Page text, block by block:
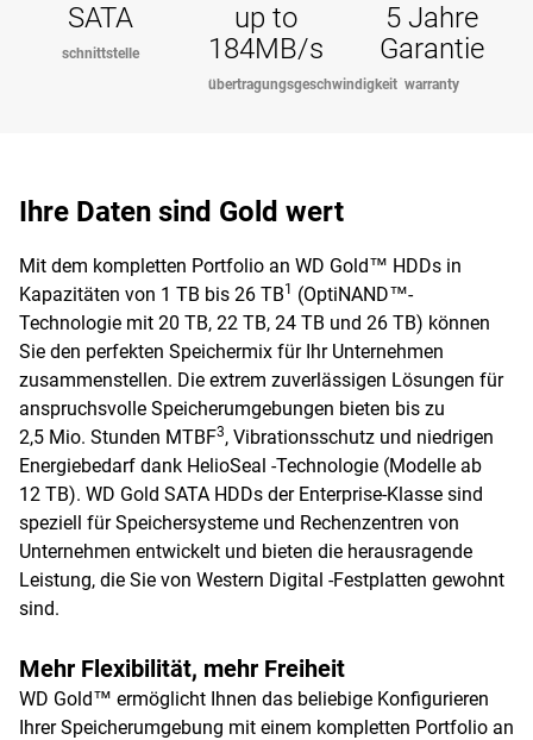
SATA
schnittstelle
up to
184MB/s
übertragungsgeschwindigkeit
5 Jahre
Garantie
warranty
Ihre Daten sind Gold wert
Mit dem kompletten Portfolio an WD Gold™ HDDs in
Kapazitäten von 1 TB bis 26 TB1
(OptiNAND™-
Technologie mit 20 TB, 22 TB, 24 TB und 26 TB) können
Sie den perfekten Speichermix für Ihr Unternehmen
zusammenstellen. Die extrem zuverlässigen Lösungen für
anspruchsvolle Speicherumgebungen bieten bis zu
2,5 Mio. Stunden MTBF3, Vibrationsschutz und niedrigen
Energiebedarf dank HelioSeal -Technologie (Modelle ab
12 TB). WD Gold SATA HDDs der Enterprise-Klasse sind
speziell für Speichersysteme und Rechenzentren von
Unternehmen entwickelt und bieten die herausragende
Leistung, die Sie von Western Digital -Festplatten gewohnt
sind.
Mehr Flexibilität, mehr Freiheit
WD Gold™ ermöglicht Ihnen das beliebige Konfigurieren
Ihrer Speicherumgebung mit einem kompletten Portfolio an